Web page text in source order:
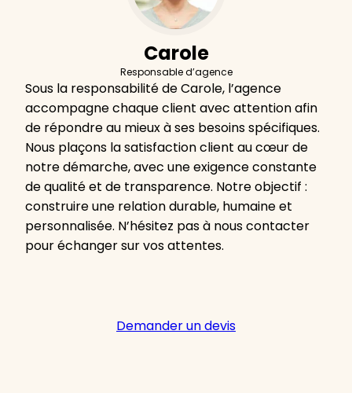
Carole
Responsable d’agence
Sous la responsabilité de Carole, l’agence
accompagne chaque client avec attention afin
de répondre au mieux à ses besoins spécifiques.
Nous plaçons la satisfaction client au cœur de
notre démarche, avec une exigence constante
de qualité et de transparence. Notre objectif :
construire une relation durable, humaine et
personnalisée. N’hésitez pas à nous contacter
pour échanger sur vos attentes.
Demander un devis